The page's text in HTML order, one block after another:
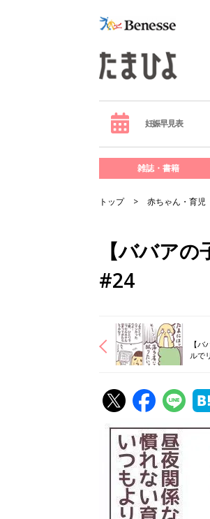
妊娠早見表
雑誌・書籍
トップ 赤ちゃん・育児
【ババア
#24
【
ルで